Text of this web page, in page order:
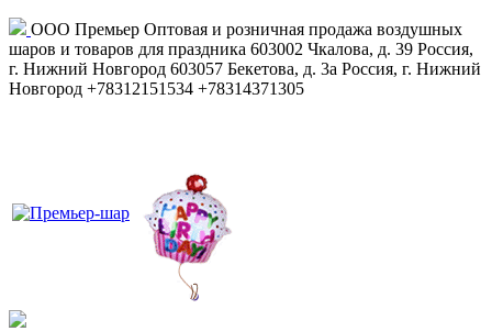
ООО Премьер Оптовая и розничная продажа воздушных
шаров и товаров для праздника 603002 Чкалова, д. 39 Россия,
г. Нижний Новгород 603057 Бекетова, д. 3а Россия, г. Нижний
Новгород +78312151534 +78314371305